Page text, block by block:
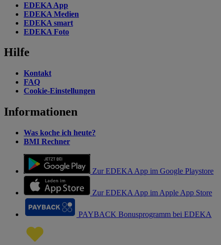
EDEKA App
EDEKA Medien
EDEKA smart
EDEKA Foto
Hilfe
Kontakt
FAQ
Cookie-Einstellungen
Informationen
Was koche ich heute?
BMI Rechner
Zur EDEKA App im Google Playstore
Zur EDEKA App im Apple App Store
PAYBACK Bonusprogramm bei EDEKA